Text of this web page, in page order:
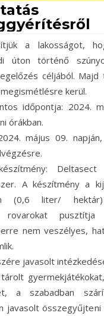
a lakosságot,
úton történő
céljából.
kerül.
időpontja: 2024.
órákban.
május 09.
A készítmény a
(0,6 liter/
rovarokat
nem veszélyes,
javasolt
a szabadban
javasolt összegyűjteni